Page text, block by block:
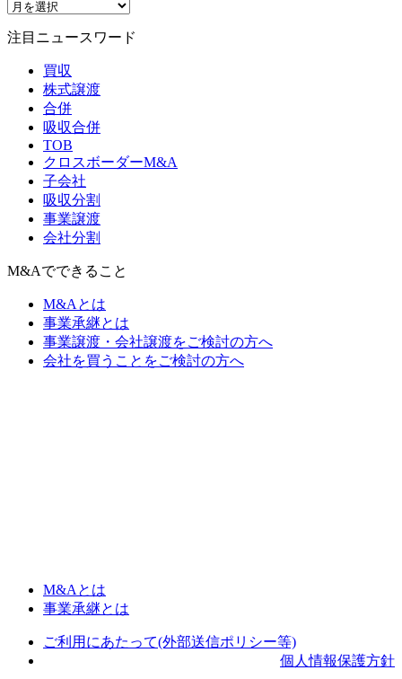
注目ニュースワード
買収
株式譲渡
合併
吸収合併
TOB
クロスボーダーM&A
子会社
吸収分割
事業譲渡
会社分割
M&Aでできること
M&Aとは
事業承継とは
事業譲渡・会社譲渡をご検討の方へ
会社を買うことをご検討の方へ
M&Aとは
事業承継とは
ご利用にあたって(外部送信ポリシー等)
個人情報保護方針